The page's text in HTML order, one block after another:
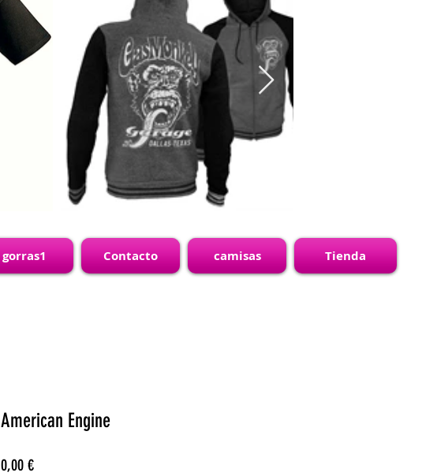
American Engine
0,00 €Prix
gorras1 Contacto camisas Tienda